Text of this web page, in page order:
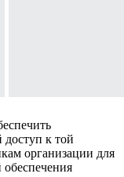
к той
организации для